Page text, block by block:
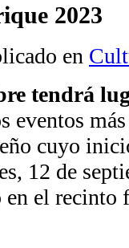
2023
en
tendrá
eventos
cuyo
12 de
el recinto